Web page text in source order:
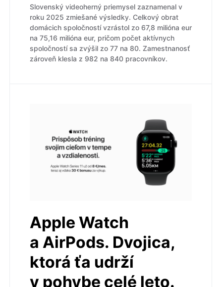
Slovenský videoherný priemysel zaznamenal v
roku 2025 zmiešané výsledky. Celkový obrat
domácich spoločností vzrástol zo 67,8 milióna eur
na 75,16 milióna eur, pričom počet aktívnych
spoločností sa zvýšil zo 77 na 80. Zamestnanosť
zároveň klesla z 982 na 840 pracovníkov.
Apple Watch
a AirPods. Dvojica,
ktorá ťa udrží
v pohybe celé leto.